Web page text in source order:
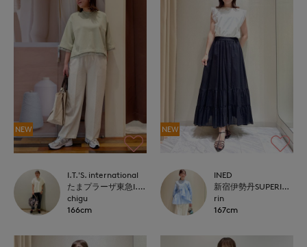
NEW
I.T.'S. international
たまプラーザ東急I.T.'S.international
chigu
166cm
NEW
INED
新宿伊勢丹SUPERIOR CLOSET
rin
167cm